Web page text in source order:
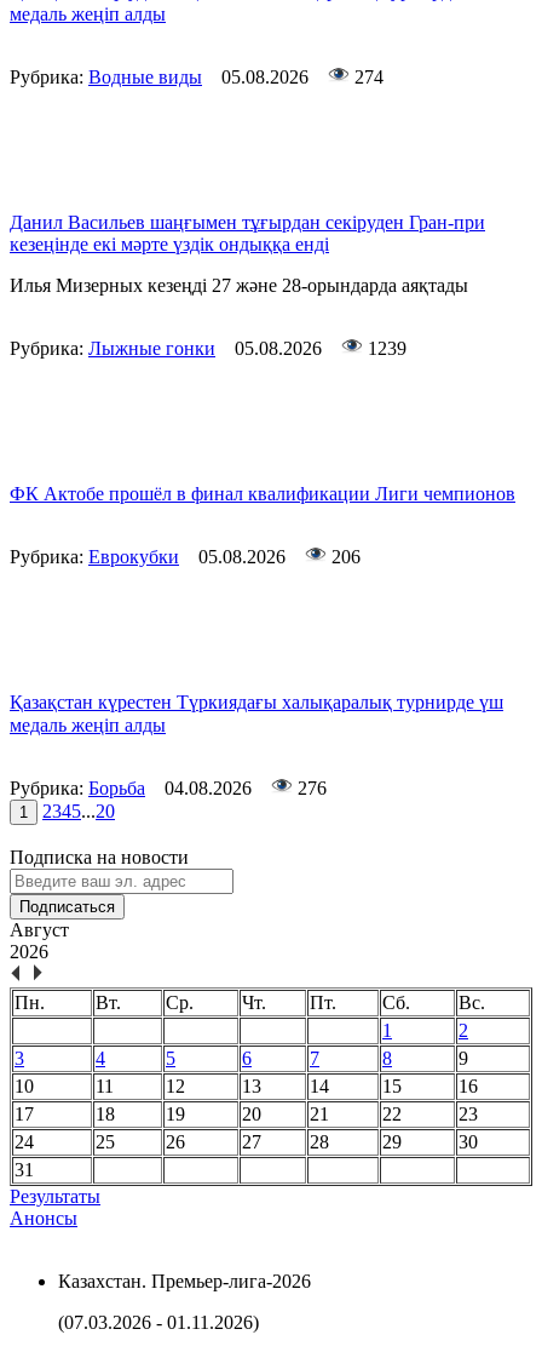
медаль жеңіп алды
Рубрика: Водные виды 05.08.2026 274
Данил Васильев шаңғымен тұғырдан секіруден Гран-при
кезеңінде екі мәрте үздік ондыққа енді
Илья Мизерных кезеңді 27 және 28-орындарда аяқтады
Рубрика: Лыжные гонки 05.08.2026 1239
ФК Актобе прошёл в финал квалификации Лиги чемпионов
Рубрика: Еврокубки 05.08.2026 206
Қазақстан күрестен Түркиядағы халықаралық турнирде үш
медаль жеңіп алды
Рубрика: Борьба 04.08.2026 276
1 2345...20
Подписка на новости
Подписаться
Август
2026
Пн. Вт. Ср. Чт. Пт. Сб.
Вс.
1
2
3
4 5 6 7 8
9
10
11 12 13 14 15
16
17
18 19 20 21 22
23
24
25 26 27 28 29
30
31
Результаты
Анонсы
Казахстан. Премьер-лига-2026
(07.03.2026 - 01.11.2026)